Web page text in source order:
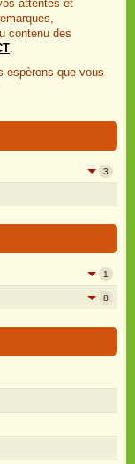
attentes et
contenu des
.
espèrons que vous
3
1
8